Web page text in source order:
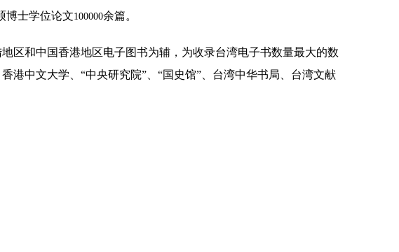
博士学位论文100000余篇。
区和中国香港地区电子图书为辅，为收录台湾电子书数量最大的数
港中文大学、“中央研究院”、“国史馆”、台湾中华书局、台湾文献